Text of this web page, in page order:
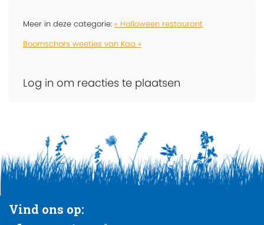
Meer in deze categorie: « Halloween restaurant
Boomschors weetjes van Kaa »
Log in om reacties te plaatsen
Vind ons op: